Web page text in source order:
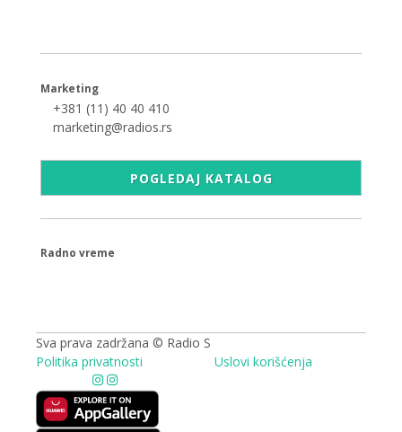
Marketing
+381 (11) 40 40 410
marketing@radios.rs
POGLEDAJ KATALOG
Radno vreme
Sva prava zadržana © Radio S
Politika privatnosti
Uslovi korišćenja